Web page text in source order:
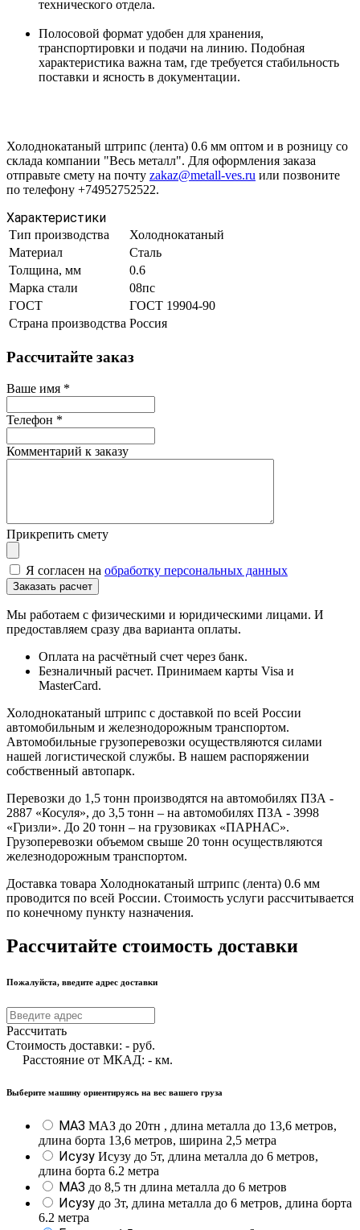
технического отдела.
Полосовой формат удобен для хранения,
транспортировки и подачи на линию. Подобная
характеристика важна там, где требуется стабильность
поставки и ясность в документации.
Холоднокатаный штрипс (лента) 0.6 мм оптом и в розницу со
склада компании "Весь металл". Для оформления заказа
отправьте смету на почту zakaz@metall-ves.ru или позвоните
по телефону +74952752522.
Характеристики
Тип производства
Холоднокатаный
Материал
Сталь
Толщина, мм
0.6
Марка стали
08пс
ГОСТ
ГОСТ 19904-90
Страна производства Россия
Рассчитайте заказ
Ваше имя *
Телефон *
Комментарий к заказу
Прикрепить смету
Я согласен на обработку персональных данных
Мы работаем с физическими и юридическими лицами. И
предоставляем сразу два варианта оплаты.
Оплата на расчётный счет через банк.
Безналичный расчет. Принимаем карты Visa и
MasterCard.
Холоднокатаный штрипс с доставкой по всей России
автомобильным и железнодорожным транспортом.
Автомобильные грузоперевозки осуществляются силами
нашей логистической службы. В нашем распоряжении
собственный автопарк.
Перевозки до 1,5 тонн производятся на автомобилях ПЗА -
2887 «Косуля», до 3,5 тонн – на автомобилях ПЗА - 3998
«Гризли». До 20 тонн – на грузовиках «ПАРНАС».
Грузоперевозки объемом свыше 20 тонн осуществляются
железнодорожным транспортом.
Доставка товара Холоднокатаный штрипс (лента) 0.6 мм
проводится по всей России. Стоимость услуги рассчитывается
по конечному пункту назначения.
Рассчитайте стоимость доставки
Пожалуйста, введите адрес доставки
Рассчитать
Стоимость доставки: - руб.
Расстояние от МКАД: - км.
Выберите машину ориентируясь на вес вашего груза
МАЗ МАЗ до 20тн , длина металла до 13,6 метров,
длина борта 13,6 метров, ширина 2,5 метра
Исузу Исузу до 5т, длина металла до 6 метров,
длина борта 6.2 метра
МАЗ до 8,5 тн длина металла до 6 метров
Исузу до 3т, длина металла до 6 метров, длина борта
6.2 метра